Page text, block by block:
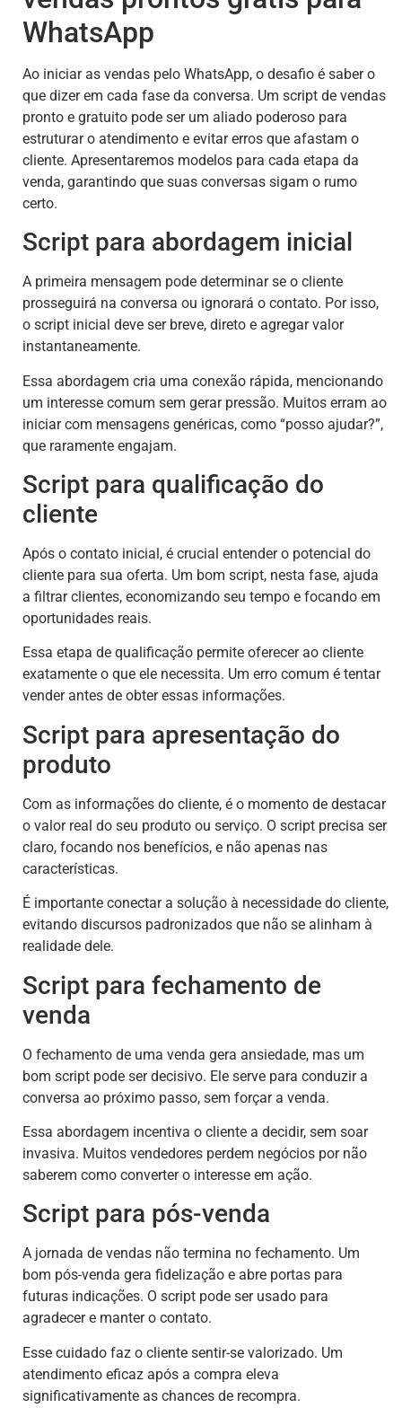
WhatsApp
Ao iniciar as vendas pelo WhatsApp, o desafio é saber o
que dizer em cada fase da conversa. Um script de vendas
pronto e gratuito pode ser um aliado poderoso para
estruturar o atendimento e evitar erros que afastam o
cliente. Apresentaremos modelos para cada etapa da
venda, garantindo que suas conversas sigam o rumo
certo.
Script para abordagem inicial
A primeira mensagem pode determinar se o cliente
prosseguirá na conversa ou ignorará o contato. Por isso,
o script inicial deve ser breve, direto e agregar valor
instantaneamente.
Essa abordagem cria uma conexão rápida, mencionando
um interesse comum sem gerar pressão. Muitos erram ao
iniciar com mensagens genéricas, como “posso ajudar?”,
que raramente engajam.
Script para qualificação do
cliente
Após o contato inicial, é crucial entender o potencial do
cliente para sua oferta. Um bom script, nesta fase, ajuda
a filtrar clientes, economizando seu tempo e focando em
oportunidades reais.
Essa etapa de qualificação permite oferecer ao cliente
exatamente o que ele necessita. Um erro comum é tentar
vender antes de obter essas informações.
Script para apresentação do
produto
Com as informações do cliente, é o momento de destacar
o valor real do seu produto ou serviço. O script precisa ser
claro, focando nos benefícios, e não apenas nas
características.
É importante conectar a solução à necessidade do cliente,
evitando discursos padronizados que não se alinham à
realidade dele.
Script para fechamento de
venda
O fechamento de uma venda gera ansiedade, mas um
bom script pode ser decisivo. Ele serve para conduzir a
conversa ao próximo passo, sem forçar a venda.
Essa abordagem incentiva o cliente a decidir, sem soar
invasiva. Muitos vendedores perdem negócios por não
saberem como converter o interesse em ação.
Script para pós-venda
A jornada de vendas não termina no fechamento. Um
bom pós-venda gera fidelização e abre portas para
futuras indicações. O script pode ser usado para
agradecer e manter o contato.
Esse cuidado faz o cliente sentir-se valorizado. Um
atendimento eficaz após a compra eleva
significativamente as chances de recompra.